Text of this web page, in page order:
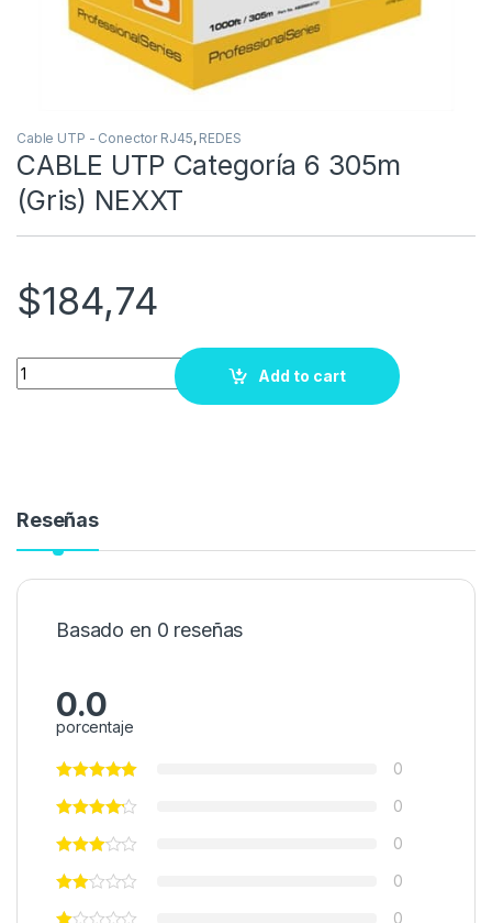
Cable UTP - Conector RJ45, REDES
CABLE UTP Categoría 6 305m
(Gris) NEXXT
$184,74
Quantity
Add to cart
Reseñas
Basado en 0 reseñas
0.0
porcentaje
0
0
0
0
0